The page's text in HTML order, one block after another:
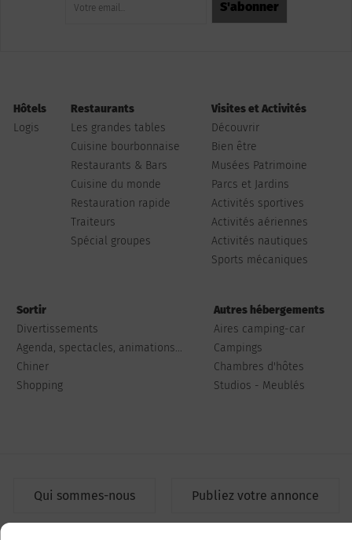
Hôtels
Logis
Restaurants
Les grandes tables
Cuisine bourbonnaise
Restaurants & Bars
Cuisine du monde
Restauration rapide
Traiteurs
Spécial groupes
Visites et Activités
Découvrir
Bien être
Musées Patrimoine
Parcs et Jardins
Activités sportives
Activités aériennes
Activités nautiques
Sports mécaniques
Sortir
Divertissements
Agenda, spectacles, animations...
Chiner
Shopping
Autres hébergements
Aires camping-car
Campings
Chambres d'hôtes
Studios - Meublés
Qui sommes-nous Publiez votre annonce